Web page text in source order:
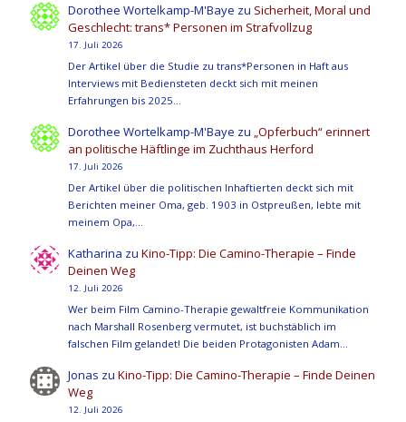
Dorothee Wortelkamp-M'Baye zu Sicherheit, Moral und
Geschlecht: trans* Personen im Strafvollzug
17. Juli 2026
Der Artikel über die Studie zu trans*Personen in Haft aus
Interviews mit Bediensteten deckt sich mit meinen
Erfahrungen bis 2025…
Dorothee Wortelkamp-M'Baye zu „Opferbuch“ erinnert
an politische Häftlinge im Zuchthaus Herford
17. Juli 2026
Der Artikel über die politischen Inhaftierten deckt sich mit
Berichten meiner Oma, geb. 1903 in Ostpreußen, lebte mit
meinem Opa,…
Katharina zuKino-Tipp: Die Camino-Therapie – Finde
Deinen Weg
12. Juli 2026
Wer beim Film Camino-Therapie gewaltfreie Kommunikation
nach Marshall Rosenberg vermutet, ist buchstäblich im
falschen Film gelandet! Die beiden Protagonisten Adam…
Jonas zuKino-Tipp: Die Camino-Therapie – Finde Deinen
Weg
12. Juli 2026